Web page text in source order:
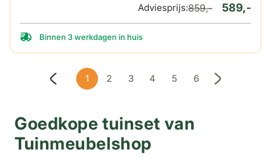
589,-
Adviesprijs:859,-
Binnen 3 werkdagen in huis
U lees momenteel pagina
1
Pagina
2
Pagina
3
Pagina
4
Pagina
5
Pagina
6
Goedkope tuinset van
Tuinmeubelshop